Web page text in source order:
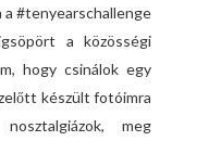
#tenyearschallenge
a közösségi
hogy csinálok egy
készült fotóimra
meg